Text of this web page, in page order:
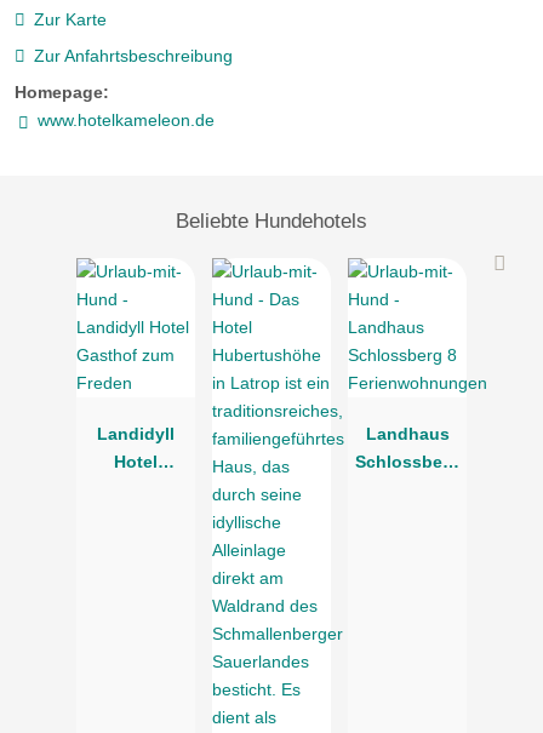
Zur Karte
Zur Anfahrtsbeschreibung
Homepage:
www.hotelkameleon.de
Beliebte Hundehotels
Landidyll
Hotel
Landhaus
Schlossberg